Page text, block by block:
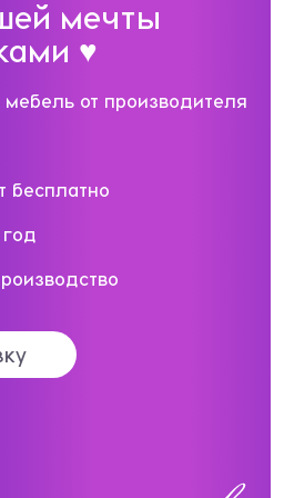
мечты
♥
мебель от производителя
бесплатно